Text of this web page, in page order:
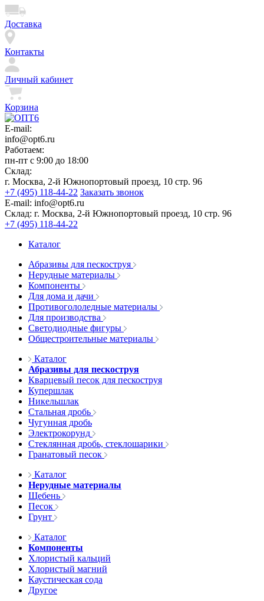
Доставка
Контакты
Личный кабинет
Корзина
E-mail:
info@opt6.ru
Работаем:
пн-пт с 9:00 до 18:00
Склад:
г. Москва, 2-й Южнопортовый проезд, 10 стр. 96
+7 (495) 118-44-22 Заказать звонок
E-mail: info@opt6.ru
Склад: г. Москва, 2-й Южнопортовый проезд, 10 стр. 96
+7 (495) 118-44-22
Каталог
Абразивы для пескоструя
Нерудные материалы
Компоненты
Для дома и дачи
Противогололедные материалы
Для производства
Светодиодные фигуры
Общестроительные материалы
Каталог
Абразивы для пескоструя
Кварцевый песок для пескоструя
Купершлак
Никельшлак
Стальная дробь
Чугунная дробь
Электрокорунд
Стеклянная дробь, стеклошарики
Гранатовый песок
Каталог
Нерудные материалы
Щебень
Песок
Грунт
Каталог
Компоненты
Хлористый кальций
Хлористый магний
Каустическая сода
Другое